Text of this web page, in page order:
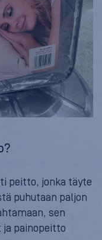
peitto, jonka täyte
puhutaan paljon
sen
painopeitto